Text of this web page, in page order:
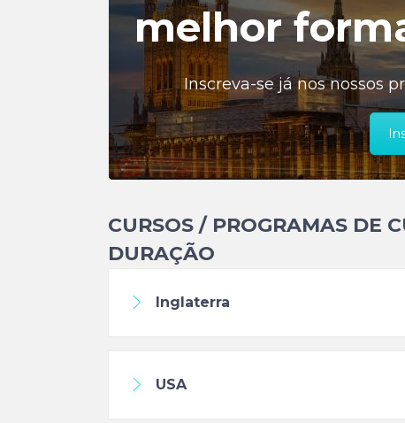
melhor
Inscreva-se já nos nossos
CURSOS / PROGRAMAS DE
DURAÇÃO
Inglaterra
USA